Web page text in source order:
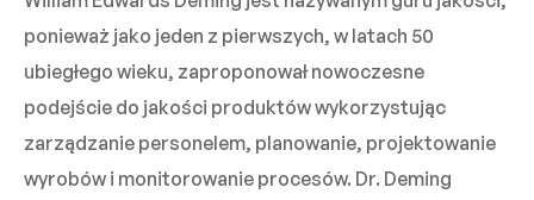
ponieważ jako jeden z pierwszych, w latach 50
ubiegłego wieku, zaproponował nowoczesne
podejście do jakości produktów wykorzystując
zarządzanie personelem, planowanie, projektowanie
wyrobów i monitorowanie procesów. Dr. Deming